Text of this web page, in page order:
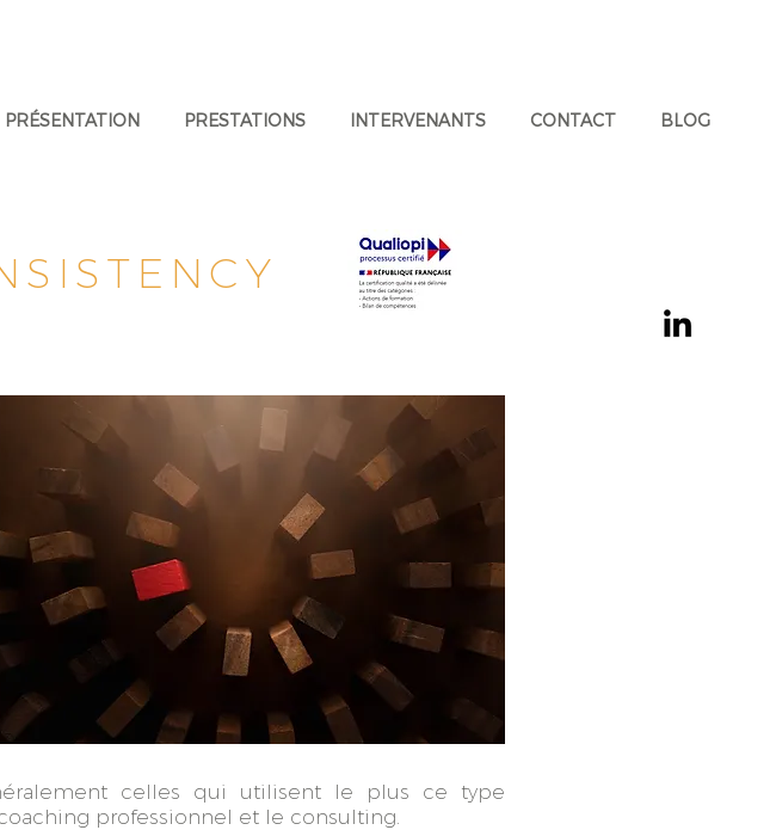
PRÉSENTATION PRESTATIONS INTERVENANTS CONTACT BLOG
celles qui utilisent le plus ce type
professionnel et le consulting.